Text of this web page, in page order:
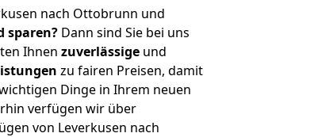
nach Ottobrunn und
sparen? Dann sind Sie bei uns
Ihnen zuverlässige und
zu fairen Preisen, damit
Dinge in Ihrem neuen
verfügen wir über
von Leverkusen nach